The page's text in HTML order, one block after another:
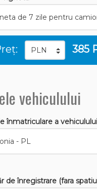
385
vehiculului
înmatriculare a
de înregistrare (fara